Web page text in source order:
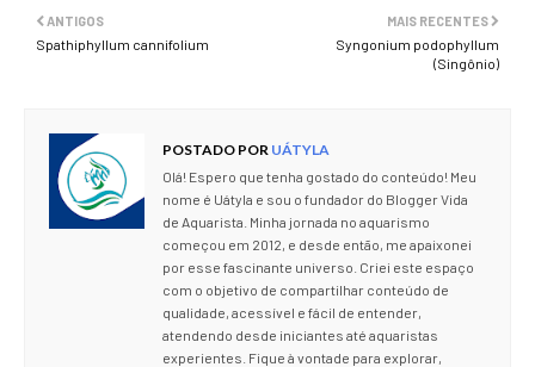
MAIS RECENTES
Syngonium podophyllum
(Singônio)
ANTIGOS
Spathiphyllum cannifolium
POSTADO POR UÁTYLA
Olá! Espero que tenha gostado do conteúdo! Meu
nome é Uátyla e sou o fundador do Blogger Vida
de Aquarista. Minha jornada no aquarismo
começou em 2012, e desde então, me apaixonei
por esse fascinante universo. Criei este espaço
com o objetivo de compartilhar conteúdo de
qualidade, acessível e fácil de entender,
atendendo desde iniciantes até aquaristas
experientes. Fique à vontade para explorar,